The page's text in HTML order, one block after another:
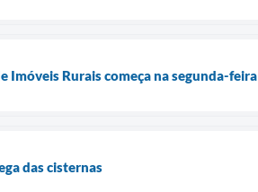
Imóveis Rurais começa na segunda-feira
das cisternas